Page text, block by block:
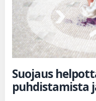
Suojaus
puhdistamista